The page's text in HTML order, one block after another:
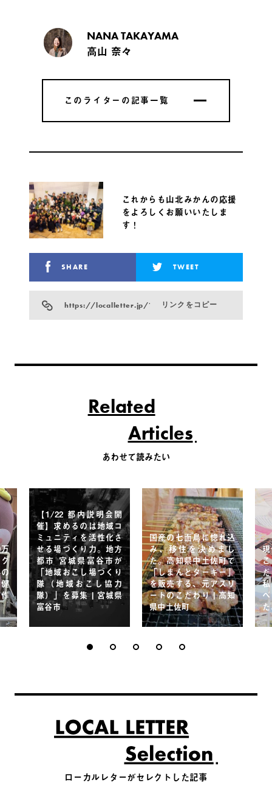
NANA TAKAYAMA
高山 奈々
このライターの記事一覧
このライターの記事一覧
これからも山北みかんの応援
をよろしくお願いいたしま
す！
SHARE TWEET
https://localletter.jp/?p=7211リンクをコピー
Related
Articles
あわせて読みたい
【1/22 都内説明会開
催】求めるのは地域コ
ミュニティを活性化さ
せる場づくり力。地方
都市 宮城県富谷市が
「地域おこし場づくり
隊（地域おこし協力
隊）」を募集 | 宮城県
富谷市
国産の七面鳥に惚れ込
み、移住を決めまし
た。高知県中土佐町で
「しまんとターキー」
を販売する、元アスリ
ートのこだわり | 高知
県中土佐町
ローカルレターがセレクトした記事